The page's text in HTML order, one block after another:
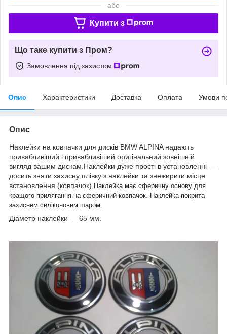
або
Купити з
Що таке купити з Пром?
Замовлення під захистом
Опис Характеристики Доставка Оплата Умови
Опис
Наклейки на ковпачки для дисків BMW ALPINA надають
привабливіший і привабливіший оригінальний зовнішній
вигляд вашим дискам.Наклейки дуже прості в установленні —
досить зняти захисну плівку з наклейки та знежирити місце
встановлення (ковпачок). Наклейка має сферичну основу для
кращого прилягання на сферичний ковпачок. Наклейка покрита
захисним силіконовим шаром.
Діаметр наклейки — 65 мм.